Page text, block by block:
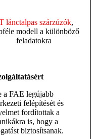
lánctalpas szárzúzók,
modell a különböző
feladatokra
a FAE legújabb
felépítését és
fordítottak a
is, hogy a
biztosítsanak.